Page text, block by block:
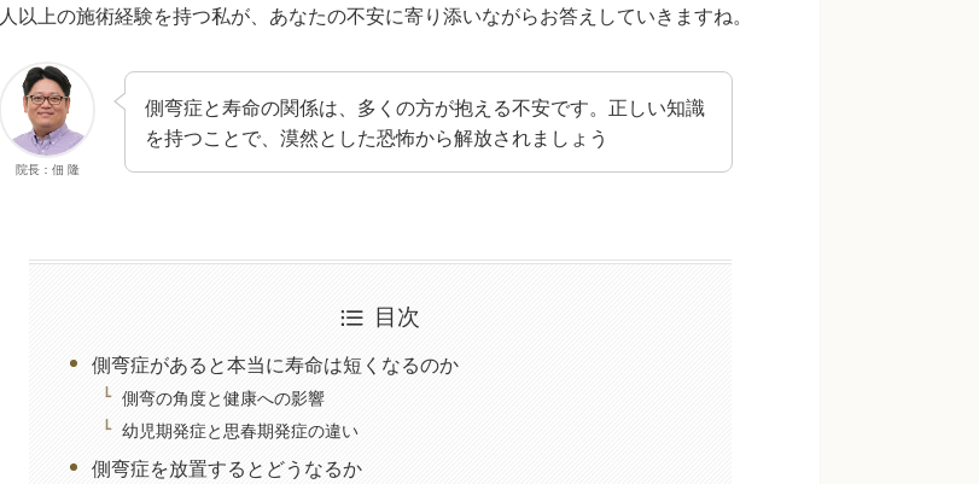
人以上の施術経験を持つ私が、あなたの不安に寄り添いながらお答えしていきますね。
院長：佃 隆
側弯症と寿命の関係は、多くの方が抱える不安です。正しい知識
を持つことで、漠然とした恐怖から解放されましょう
目次
側弯症があると本当に寿命は短くなるのか
側弯の角度と健康への影響
幼児期発症と思春期発症の違い
側弯症を放置するとどうなるか